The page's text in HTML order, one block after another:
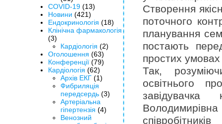
COVID-19 (13)
Новини (421)
Ендокринологія (18)
Клінічна фармакологія
(3)
Кардіологія (2)
Оголошення (63)
Конференції (79)
Кардіологія (62)
Архів ЕКГ (1)
Фибриляція
передсердь (3)
Артеріальна
гіпертензія (4)
Венозний
Створення
поточного
планування
постають
простих умовах
Так,
освітнього
завідувачка
Володимирівна